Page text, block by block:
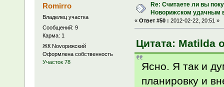
Romirro
Владелец участка
Сообщений: 9
Карма: 1
ЖК Novoрижский
Оформлена собственность
Участок 78
Re: Считаете ли вы
Новорижском удачным
« Ответ #50 : 2012-02-22, 20:51 »
Цитата: Matilda
Ясно. Я так и
планировку и